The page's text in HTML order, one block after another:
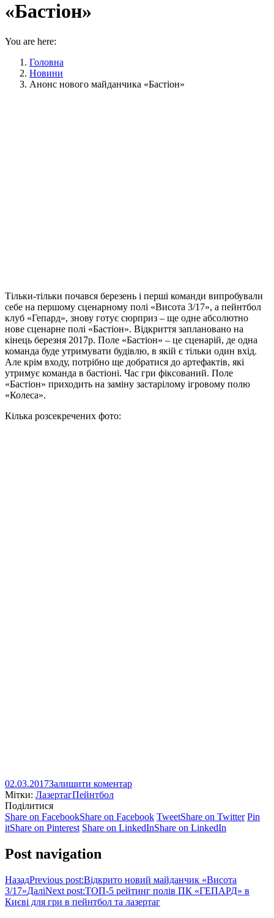
«Бастіон»
You are here:
Головна
Новини
Анонс нового майданчика «Бастіон»
Тільки-тільки почався березень і перші команди випробували
себе на першому сценарному полі «Висота 3/17», а пейнтбол
клуб «Гепард», знову готує сюрприз – ще одне абсолютно
нове сценарне полі «Бастіон». Відкриття заплановано на
кінець березня 2017р. Поле «Бастіон» – це сценарій, де одна
команда буде утримувати будівлю, в якій є тільки один вхід.
Але крім входу, потрібно ще добратися до артефактів, які
утримує команда в бастіоні. Час гри фіксований. Поле
«Бастіон» приходить на заміну застарілому ігровому полю
«Колеса».
Кілька розсекречених фото:
02.03.2017Залишити коментар
Мітки: ЛазертагПейнтбол
Поділитися
Share on FacebookShare on Facebook TweetShare on Twitter Pin
itShare on Pinterest Share on LinkedInShare on LinkedIn
Post navigation
НазадPrevious post:Відкрито новий майданчик «Висота
3/17»ДаліNext post:ТОП-5 рейтинг полів ПК «ГЕПАРД» в
Києві для гри в пейнтбол та лазертаг